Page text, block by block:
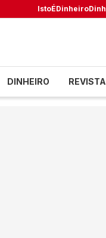
IstoÉDinheiro
DINHEIRO REVISTA